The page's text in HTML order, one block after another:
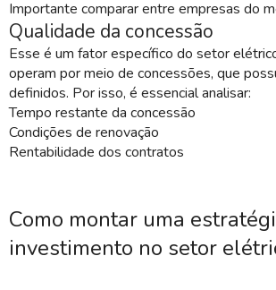
Importante comparar entre empresas do
Qualidade da concessão
Esse é um fator específico do setor
operam por meio de concessões, que
definidos. Por isso, é essencial analisar:
Tempo restante da concessão
Condições de renovação
Rentabilidade dos contratos
Como montar uma
investimento no setor